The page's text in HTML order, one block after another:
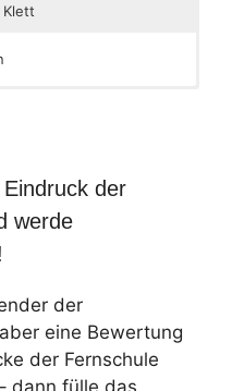
Klett
der
werde
der
eine Bewertung
der Fernschule
dann fülle das